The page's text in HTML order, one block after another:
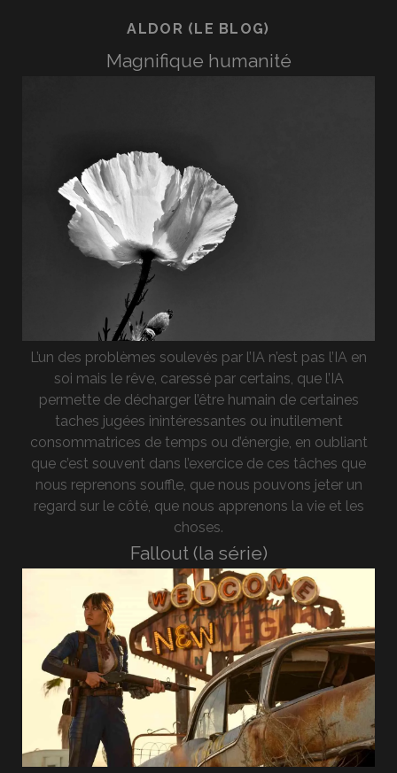
ALDOR (LE BLOG)
Magnifique humanité
L’un des problèmes soulevés par l’IA n’est pas l’IA en
soi mais le rêve, caressé par certains, que l’IA
permette de décharger l’être humain de certaines
taches jugées inintéressantes ou inutilement
consommatrices de temps ou d’énergie, en oubliant
que c’est souvent dans l’exercice de ces tâches que
nous reprenons souffle, que nous pouvons jeter un
regard sur le côté, que nous apprenons la vie et les
choses.
Fallout (la série)